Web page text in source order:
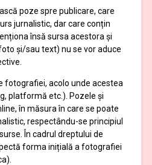
poze spre publicare, care
jurnalistic, dar care conțin
însă sursa acestora și
și/sau text) nu se vor aduce
fotografiei, acolo unde acestea
platformă etc.). Pozele și
în măsura în care se poate
respectându-se principiul
În cadrul dreptului de
forma inițială a fotografiei